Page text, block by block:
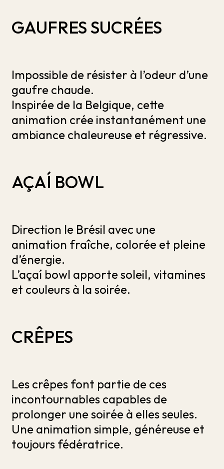
GAUFRES SUCRÉES
Impossible de résister à l’odeur d’une
gaufre chaude.
Inspirée de la Belgique, cette
animation crée instantanément une
ambiance chaleureuse et régressive.
AÇAÍ BOWL
Direction le Brésil avec une
animation fraîche, colorée et pleine
d’énergie.
L’açaí bowl apporte soleil, vitamines
et couleurs à la soirée.
CRÊPES
Les crêpes font partie de ces
incontournables capables de
prolonger une soirée à elles seules.
Une animation simple, généreuse et
toujours fédératrice.